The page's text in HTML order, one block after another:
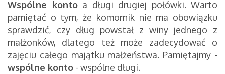
Wspólne kontoa długi drugiej połówki. Warto
pamiętać o tym, że komornik nie ma obowiązku
sprawdzić, czy dług powstał z winy jednego z
małżonków, dlatego też może zadecydować o
zajęciu całego majątku małżeństwa. Pamiętajmy -
wspólne konto - wspólne długi.